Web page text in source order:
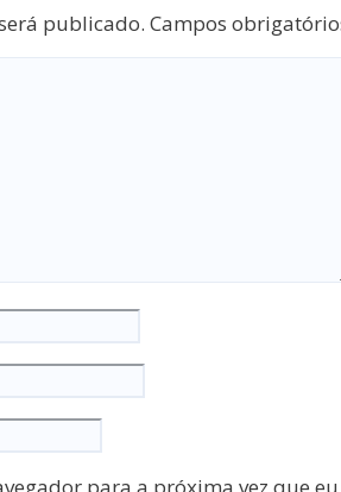
publicado. Campos
para a próxima vez que